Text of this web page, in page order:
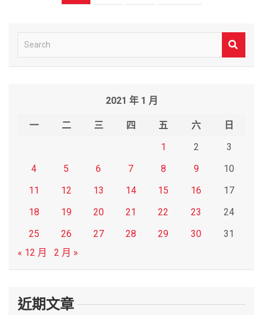
e
2021 年 1 月
一 二 三 四 五 六
日
1
2
3
4
5 6 7 8 9
10
11
12 13 14 15 16
17
18
19 20 21 22 23
24
25
26 27 28 29 30
31
« 12 月
2 月 »
近期文章